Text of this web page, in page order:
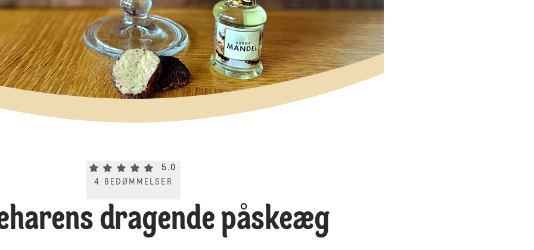
Current rating 5.0. Click to rate.
5.0
4
BEDØMMELSER
dragende påskeæg